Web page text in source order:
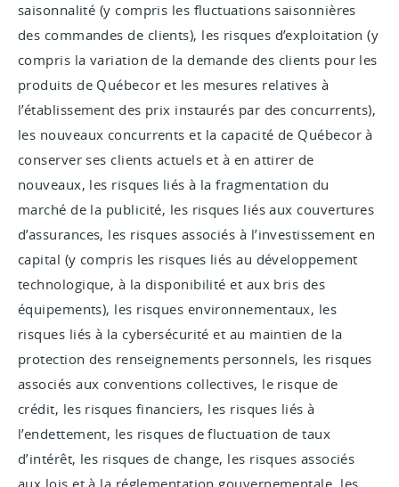
saisonnalité (y compris les fluctuations saisonnières
des commandes de clients), les risques d’exploitation (y
compris la variation de la demande des clients pour les
produits de Québecor et les mesures relatives à
l’établissement des prix instaurés par des concurrents),
les nouveaux concurrents et la capacité de Québecor à
conserver ses clients actuels et à en attirer de
nouveaux, les risques liés à la fragmentation du
marché de la publicité, les risques liés aux couvertures
d’assurances, les risques associés à l’investissement en
capital (y compris les risques liés au développement
technologique, à la disponibilité et aux bris des
équipements), les risques environnementaux, les
risques liés à la cybersécurité et au maintien de la
protection des renseignements personnels, les risques
associés aux conventions collectives, le risque de
crédit, les risques financiers, les risques liés à
l’endettement, les risques de fluctuation de taux
d’intérêt, les risques de change, les risques associés
aux lois et à la réglementation gouvernementale, les